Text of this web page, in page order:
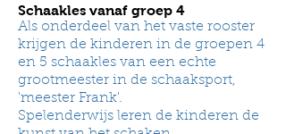
Schaakles vanaf groep 4
Als onderdeel van het vaste rooster
krijgen de kinderen in de groepen 4
en 5 schaakles van een echte
grootmeester in de schaaksport,
'meester Frank'.
Spelenderwijs leren de kinderen de